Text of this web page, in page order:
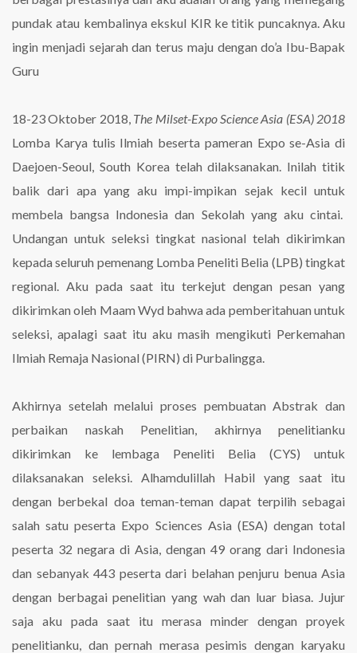
pundak atau kembalinya ekskul KIR ke titik puncaknya. Aku
ingin menjadi sejarah dan terus maju dengan do’a Ibu-Bapak
Guru
18-23 Oktober 2018, The Milset-Expo Science Asia (ESA) 2018
Lomba Karya tulis Ilmiah beserta pameran Expo se-Asia di
Daejoen-Seoul, South Korea telah dilaksanakan. Inilah titik
balik dari apa yang aku impi-impikan sejak kecil untuk
membela bangsa Indonesia dan Sekolah yang aku cintai.
Undangan untuk seleksi tingkat nasional telah dikirimkan
kepada seluruh pemenang Lomba Peneliti Belia (LPB) tingkat
regional. Aku pada saat itu terkejut dengan pesan yang
dikirimkan oleh Maam Wyd bahwa ada pemberitahuan untuk
seleksi, apalagi saat itu aku masih mengikuti Perkemahan
Ilmiah Remaja Nasional (PIRN) di Purbalingga.
Akhirnya setelah melalui proses pembuatan Abstrak dan
perbaikan naskah Penelitian, akhirnya penelitianku
dikirimkan ke lembaga Peneliti Belia (CYS) untuk
dilaksanakan seleksi. Alhamdulillah Habil yang saat itu
dengan berbekal doa teman-teman dapat terpilih sebagai
salah satu peserta Expo Sciences Asia (ESA) dengan total
peserta 32 negara di Asia, dengan 49 orang dari Indonesia
dan sebanyak 443 peserta dari belahan penjuru benua Asia
dengan berbagai penelitian yang wah dan luar biasa. Jujur
saja aku pada saat itu merasa minder dengan proyek
penelitianku, dan pernah merasa pesimis dengan karyaku